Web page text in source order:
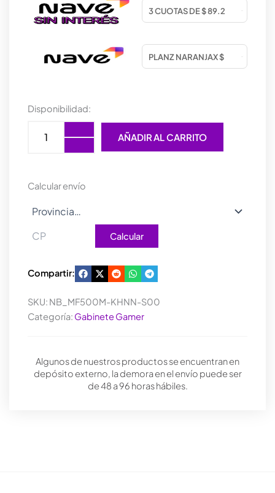
Disponibilidad:
GABINETE
MASTER
MASTERFRAME
BLACK
cantidad
AÑADIR AL CARRITO
Calcular envío
Calcular
Compartir:
SKU: NB_MF500M-KHNN-S00
Categoría: Gabinete Gamer
Algunos de nuestros productos se encuentran en
depósito externo, la demora en el envío puede ser
de 48 a 96 horas hábiles.